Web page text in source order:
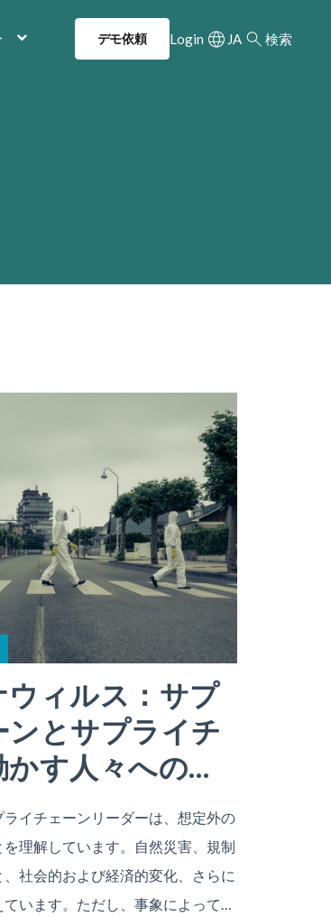
Utility
デモ依頼 Login JA 検索
ウィルス：サプ
ンとサプライチ
かす人々への…
イチェーンリーダーは、想定外の
理解しています。自然災害、規制
社会的および経済的変化、さらに
います。ただし、事象によって…